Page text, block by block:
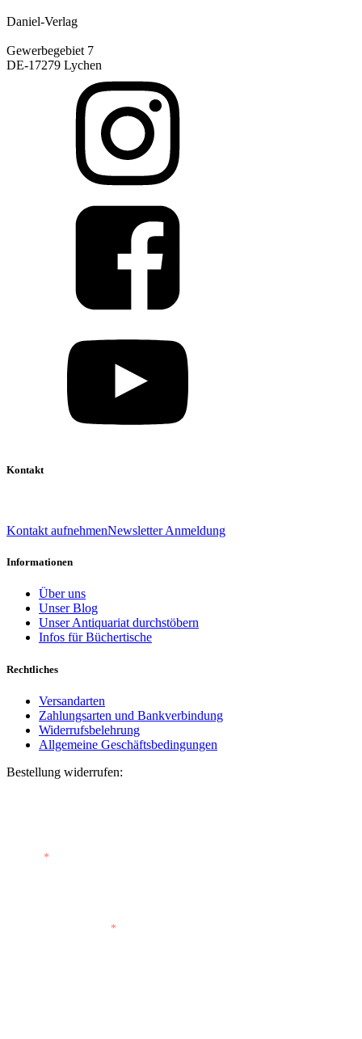
Daniel-Verlag
Gewerbegebiet 7
DE-17279 Lychen
Kontakt
Kontakt aufnehmenNewsletter Anmeldung
Informationen
Über uns
Unser Blog
Unser Antiquariat durchstöbern
Infos für Büchertische
Rechtliches
Versandarten
Zahlungsarten und Bankverbindung
Widerrufsbelehrung
Allgemeine Geschäftsbedingungen
Bestellung widerrufen:
*
*